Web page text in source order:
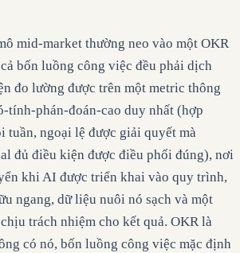
mid-market thường neo vào một OKR
bốn luồng công việc đều phải dịch
đo lường được trên một metric thông
tính-phán-đoán-cao duy nhất (hợp
tuần, ngoại lệ được giải quyết mà
đủ điều kiện được điều phối đúng), nơi
khi AI được triển khai vào quy trình,
ngang, dữ liệu nuôi nó sạch và một
trách nhiệm cho kết quả. OKR là
có nó, bốn luồng công việc mặc định